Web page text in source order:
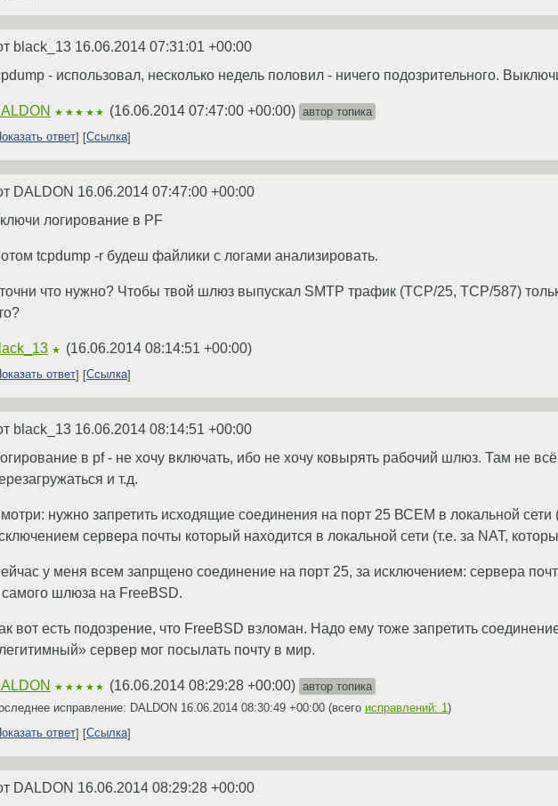
black_13 16.06.2014 07:31:01 +00:00
- использовал, несколько недель половил - ничего подозрительного.
★★★★★ (16.06.2014 07:47:00 +00:00) автор топика
Показать ответ
Ссылка
DALDON 16.06.2014 07:47:00 +00:00
логирование в PF
tcpdump -r будеш файлики с логами анализировать.
что нужно? Чтобы твой шлюз выпускал SMTP трафик (TCP/25, TCP/587)
★ (16.06.2014 08:14:51 +00:00)
Показать ответ Ссылка
black_13 16.06.2014 08:14:51 +00:00
в pf - не хочу включать, ибо не хочу ковырять рабочий шлюз. Там не
и т.д.
нужно запретить исходящие соединения на порт 25 ВСЕМ в локальной
сервера почты который находится в локальной сети (т.е. за NAT,
у меня всем запрщено соединение на порт 25, за исключением: сервера
самого шлюза на FreeBSD.
вот есть подозрение, что FreeBSD взломан. Надо ему тоже запретить
сервер мог посылать почту в мир.
★★★★★ (16.06.2014 08:29:28 +00:00) автор топика
исправление: DALDON 16.06.2014 08:30:49 +00:00 (всего исправлений: 1 )
Показать ответ
Ссылка
DALDON 16.06.2014 08:29:28 +00:00